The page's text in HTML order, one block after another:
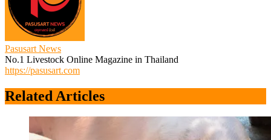
Pasusart News
No.1 Livestock Online Magazine in Thailand
https://pasusart.com
Related Articles